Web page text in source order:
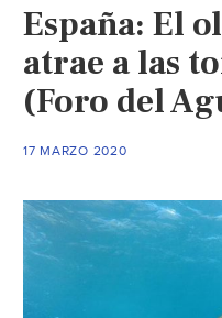
España: El
atrae a las
(Foro del
17 MARZO 2020